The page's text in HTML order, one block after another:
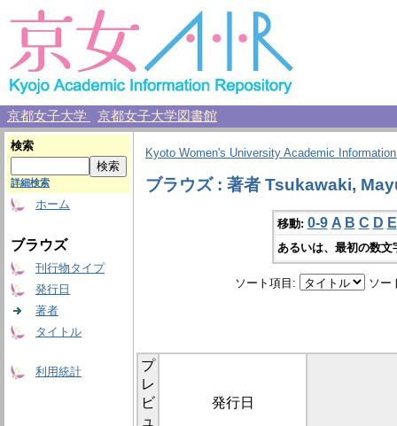
京都女子大学 京都女子大学図書館
検索
詳細検索
ホーム
ブラウズ
刊行物タイプ
発行日
著者
タイトル
利用統計
Kyoto Women's University Academic
ブラウズ : 著者 Tsukawaki,
移動: 0-9 A B C D E
あるいは、最初の数
ソート項目: ソー
プ
レ
ビ
ュ
発行日